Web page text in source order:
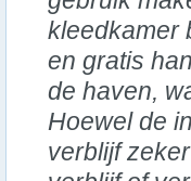
kleedkamer
en gratis
de haven,
Hoewel de
verblijf